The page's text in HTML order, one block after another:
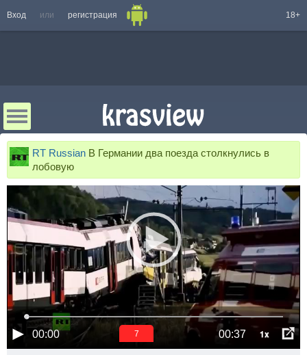
Вход или регистрация 18+
RT Russian В Германии два поезда столкнулись в
лобовую
00:00 00:37 1x
6